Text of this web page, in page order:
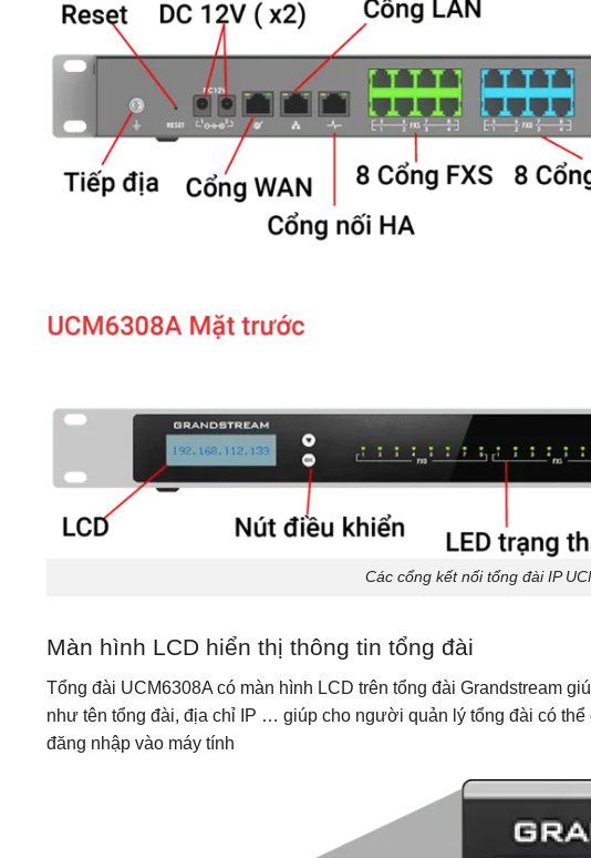
Các cổng kết nối tổng đài IP
Màn hình LCD hiển thị thông tin tổng đài
Tổng đài UCM6308A có màn hình LCD trên tổng đài Grandstream
như tên tổng đài, địa chỉ IP … giúp cho người quản lý tổng đài có thể
đăng nhập vào máy tính